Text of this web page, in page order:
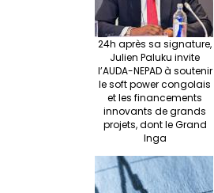
24h après sa signature,
Julien Paluku invite
l’AUDA-NEPAD à soutenir
le soft power congolais
et les financements
innovants de grands
projets, dont le Grand
Inga